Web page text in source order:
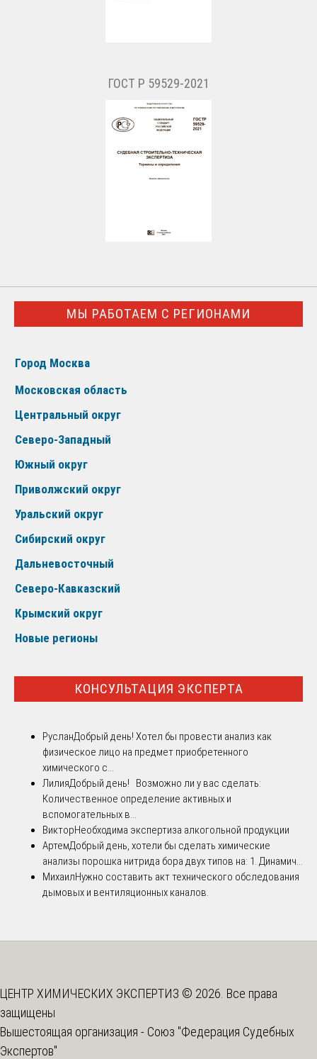
ГОСТ Р 59529-2021
МЫ РАБОТАЕМ С РЕГИОНАМИ
Город Москва
Московская область
Центральный округ
Северо-Западный
Южный округ
Приволжский округ
Уральский округ
Сибирский округ
Дальневосточный
Северо-Кавказский
Крымский округ
Новые регионы
КОНСУЛЬТАЦИЯ ЭКСПЕРТА
РусланДобрый день! Хотел бы провести анализ как
физическое лицо на предмет приобретенного
химического с...
ЛилияДобрый день! Возможно ли у вас сделать:
Количественное определение активных и
вспомогательных в...
ВикторНеобходима экспертиза алкогольной продукции
АртемДобрый день, хотели бы сделать химические
анализы порошка нитрида бора двух типов на: 1. Динамич...
МихаилНужно составить акт технического обследования
дымовых и вентиляционных каналов.
ЦЕНТР ХИМИЧЕСКИХ ЭКСПЕРТИЗ © 2026. Все права
защищены
Вышестоящая организация - Союз "Федерация Судебных
Экспертов"